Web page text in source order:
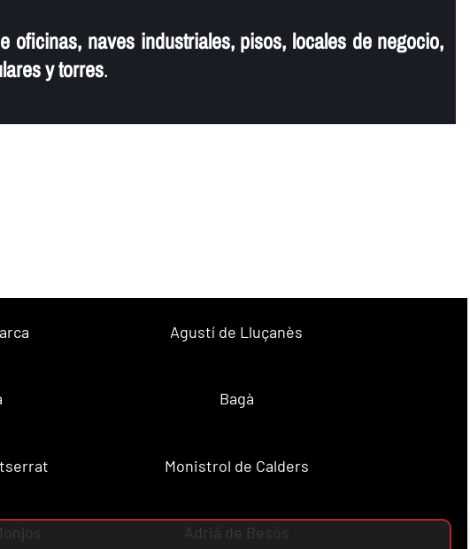
oficinas, naves industriales, pisos, locales de negocio,
y torres.
Agustí de Lluçanès
Bagà
Monistrol de Calders
Adrià de Besòs